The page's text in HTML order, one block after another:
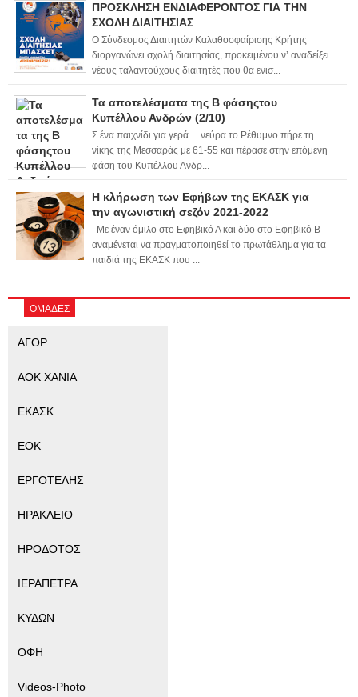
ΠΡΟΣΚΛΗΣΗ ΕΝΔΙΑΦΕΡΟΝΤΟΣ ΓΙΑ ΤΗΝ
ΣΧΟΛΗ ΔΙΑΙΤΗΣΙΑΣ
Ο Σύνδεσμος Διαιτητών Καλαθοσφαίρισης Κρήτης
διοργανώνει σχολή διαιτησίας, προκειμένου ν’ αναδείξει
νέους ταλαντούχους διαιτητές που θα ενισ...
Τα αποτελέσματα της Β φάσηςτου
Κυπέλλου Ανδρών (2/10)
Σ ένα παιχνίδι για γερά… νεύρα το Ρέθυμνο πήρε τη
νίκης της Μεσσαράς με 61-55 και πέρασε στην επόμενη
φάση του Κυπέλλου Ανδρ...
Η κλήρωση των Εφήβων της ΕΚΑΣΚ για
την αγωνιστική σεζόν 2021-2022
Με έναν όμιλο στο Εφηβικό Α και δύο στο Εφηβικό Β
αναμένεται να πραγματοποιηθεί το πρωτάθλημα για τα
παιδιά της ΕΚΑΣΚ που ...
ΟΜΑΔΕΣ
ΑΓΟΡ
ΑΟΚ ΧΑΝΙΑ
ΕΚΑΣΚ
ΕΟΚ
ΕΡΓΟΤΕΛΗΣ
ΗΡΑΚΛΕΙΟ
ΗΡΟΔΟΤΟΣ
ΙΕΡΑΠΕΤΡΑ
ΚΥΔΩΝ
ΟΦΗ
Videos-Photo